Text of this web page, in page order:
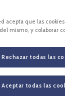
acepta que las
mismo, y colaborar
Rechazar todas las
Aceptar todas las